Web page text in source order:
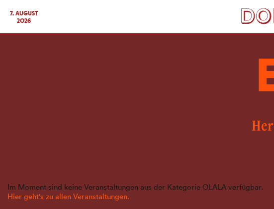
7. AUGUST
2026
Im Moment sind keine Veranstaltungen aus der Kategorie OLALA verfügbar.
Hier geht's zu allen Veranstaltungen.